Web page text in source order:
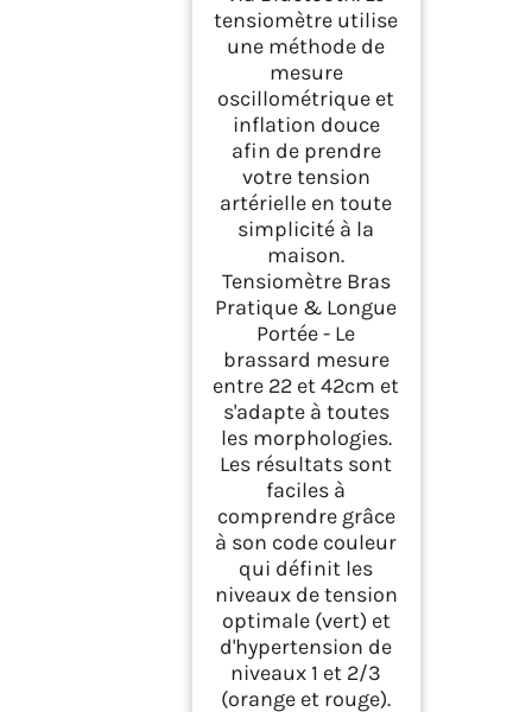
tensiomètre utilise
une méthode de
mesure
oscillométrique et
inflation douce
afin de prendre
votre tension
artérielle en toute
simplicité à la
maison.
Tensiomètre Bras
Pratique & Longue
Portée - Le
brassard mesure
entre 22 et 42cm et
s'adapte à toutes
les morphologies.
Les résultats sont
faciles à
comprendre grâce
à son code couleur
qui définit les
niveaux de tension
optimale (vert) et
d'hypertension de
niveaux 1 et 2/3
(orange et rouge).